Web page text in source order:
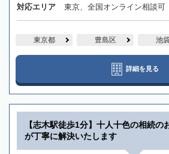
対応エリア 東京、全国オンライン相談可
東京都 豊島区 池
詳細を見る
【志木駅徒歩1分】十人十色の相続の
が丁寧に解決いたします